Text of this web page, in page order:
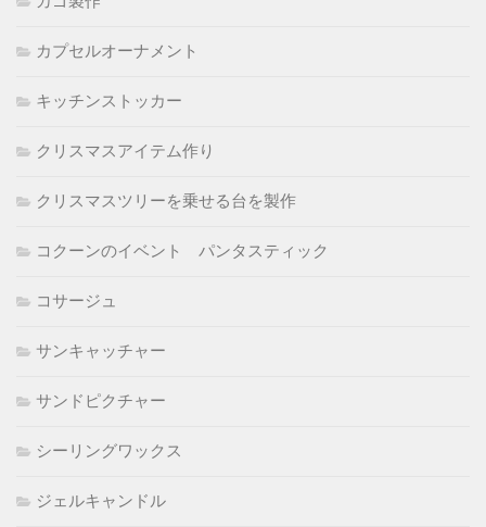
カプセルオーナメント
キッチンストッカー
クリスマスアイテム作り
クリスマスツリーを乗せる台を製作
コクーンのイベント パンタスティック
コサージュ
サンキャッチャー
サンドピクチャー
シーリングワックス
ジェルキャンドル